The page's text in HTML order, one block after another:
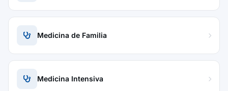
Medicina de Familia
Medicina Intensiva